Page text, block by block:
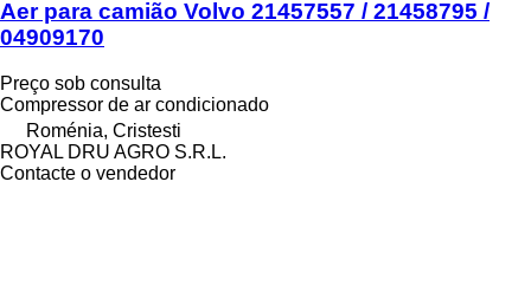
Aer para camião Volvo 21457557 / 21458795 /
04909170
Preço sob consulta
Compressor de ar condicionado
Roménia, Cristesti
ROYAL DRU AGRO S.R.L.
Contacte o vendedor